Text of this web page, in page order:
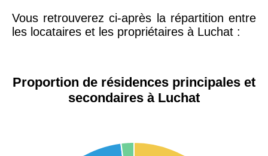
Vous retrouverez ci-après la répartition entre
les locataires et les propriétaires à Luchat :
Proportion de résidences principales et
secondaires à Luchat